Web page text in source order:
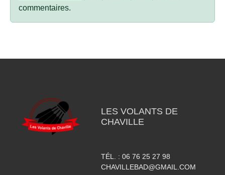
commentaires.
LES VOLANTS DE
CHAVILLE
TÉL. : 06 76 25 27 98
CHAVILLEBAD@GMAIL.COM